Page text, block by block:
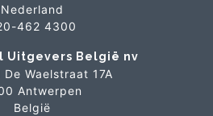
Nederland
462 4300
Uitgevers België nv
Waelstraat 17A
Antwerpen
België